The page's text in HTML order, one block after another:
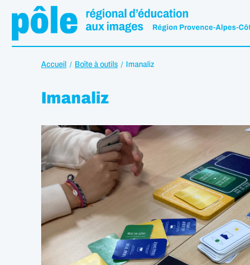
Accueil Boîte à outils Imanaliz
Imanaliz